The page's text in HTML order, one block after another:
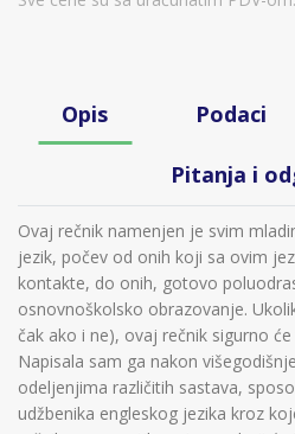
Opis Podaci
Pitanja i
Ovaj rečnik namenjen je svim
jezik, počev od onih koji sa ovim
kontakte, do onih, gotovo
osnovnoškolsko obrazovanje.
čak ako i ne), ovaj rečnik sigurno
Napisala sam ga nakon
odeljenjima različitih sastava,
udžbenika engleskog jezika kroz